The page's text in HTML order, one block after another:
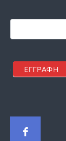
mailchimp
. ΕΓΓΡΑΦΗ